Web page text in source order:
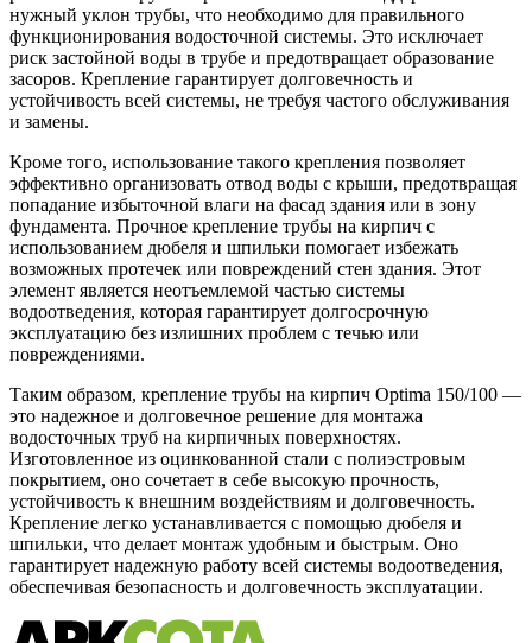
нужный уклон трубы, что необходимо для правильного
функционирования водосточной системы. Это исключает
риск застойной воды в трубе и предотвращает образование
засоров. Крепление гарантирует долговечность и
устойчивость всей системы, не требуя частого обслуживания
и замены.
Кроме того, использование такого крепления позволяет
эффективно организовать отвод воды с крыши, предотвращая
попадание избыточной влаги на фасад здания или в зону
фундамента. Прочное крепление трубы на кирпич с
использованием дюбеля и шпильки помогает избежать
возможных протечек или повреждений стен здания. Этот
элемент является неотъемлемой частью системы
водоотведения, которая гарантирует долгосрочную
эксплуатацию без излишних проблем с течью или
повреждениями.
Таким образом, крепление трубы на кирпич Optima 150/100 —
это надежное и долговечное решение для монтажа
водосточных труб на кирпичных поверхностях.
Изготовленное из оцинкованной стали с полиэстровым
покрытием, оно сочетает в себе высокую прочность,
устойчивость к внешним воздействиям и долговечность.
Крепление легко устанавливается с помощью дюбеля и
шпильки, что делает монтаж удобным и быстрым. Оно
гарантирует надежную работу всей системы водоотведения,
обеспечивая безопасность и долговечность эксплуатации.